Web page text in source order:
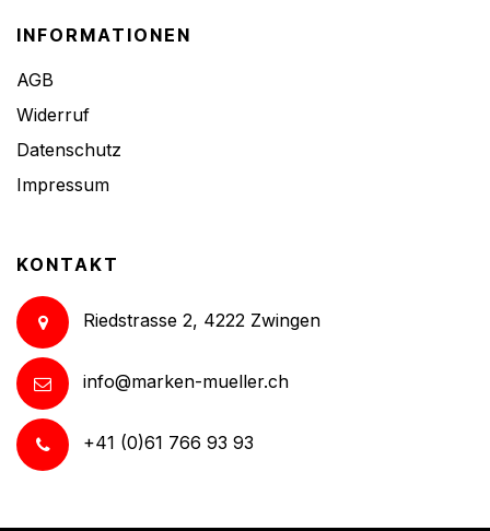
INFORMATIONEN
AGB
Widerruf
Datenschutz
Impressum
KONTAKT
Riedstrasse 2, 4222 Zwingen
info@marken-mueller.ch
+41 (0)61 766 93 93